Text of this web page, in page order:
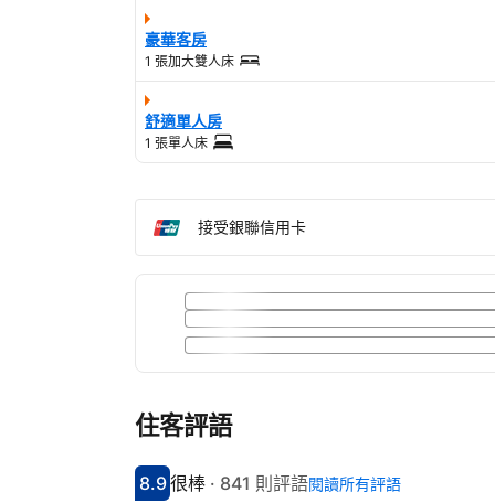
豪華客房
1 張加大雙人床
舒適單人房
1 張單人床
接受銀聯信用卡
住客評語
分數8.9分
8.9
評比很棒
很棒 · 841 則評語閱讀所有評語